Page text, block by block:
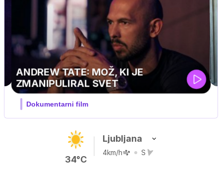
MOJ PRIJATELJ PINGVIN
Film meseca / družinski, pustolovski
34°C
Ljubljana
4km/h S